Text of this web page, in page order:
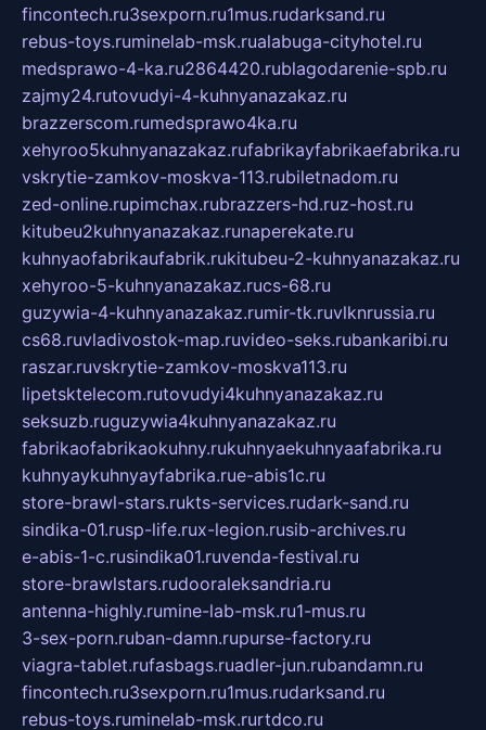
fincontech.ru3sexporn.ru1mus.rudarksand.ru
rebus-toys.ruminelab-msk.rualabuga-cityhotel.ru
medsprawo-4-ka.ru2864420.rublagodarenie-spb.ru
zajmy24.rutovudyi-4-kuhnyanazakaz.ru
brazzerscom.rumedsprawo4ka.ru
xehyroo5kuhnyanazakaz.rufabrikayfabrikaefabrika.ru
vskrytie-zamkov-moskva-113.rubiletnadom.ru
zed-online.rupimchax.rubrazzers-hd.ruz-host.ru
kitubeu2kuhnyanazakaz.runaperekate.ru
kuhnyaofabrikaufabrik.rukitubeu-2-kuhnyanazakaz.ru
xehyroo-5-kuhnyanazakaz.rucs-68.ru
guzywia-4-kuhnyanazakaz.rumir-tk.ruvlknrussia.ru
cs68.ruvladivostok-map.ruvideo-seks.rubankaribi.ru
raszar.ruvskrytie-zamkov-moskva113.ru
lipetsktelecom.rutovudyi4kuhnyanazakaz.ru
seksuzb.ruguzywia4kuhnyanazakaz.ru
fabrikaofabrikaokuhny.rukuhnyaekuhnyaafabrika.ru
kuhnyaykuhnyayfabrika.rue-abis1c.ru
store-brawl-stars.rukts-services.rudark-sand.ru
sindika-01.rusp-life.rux-legion.rusib-archives.ru
e-abis-1-c.rusindika01.ruvenda-festival.ru
store-brawlstars.rudooraleksandria.ru
antenna-highly.rumine-lab-msk.ru1-mus.ru
3-sex-porn.ruban-damn.rupurse-factory.ru
viagra-tablet.rufasbags.ruadler-jun.rubandamn.ru
fincontech.ru3sexporn.ru1mus.rudarksand.ru
rebus-toys.ruminelab-msk.rurtdco.ru